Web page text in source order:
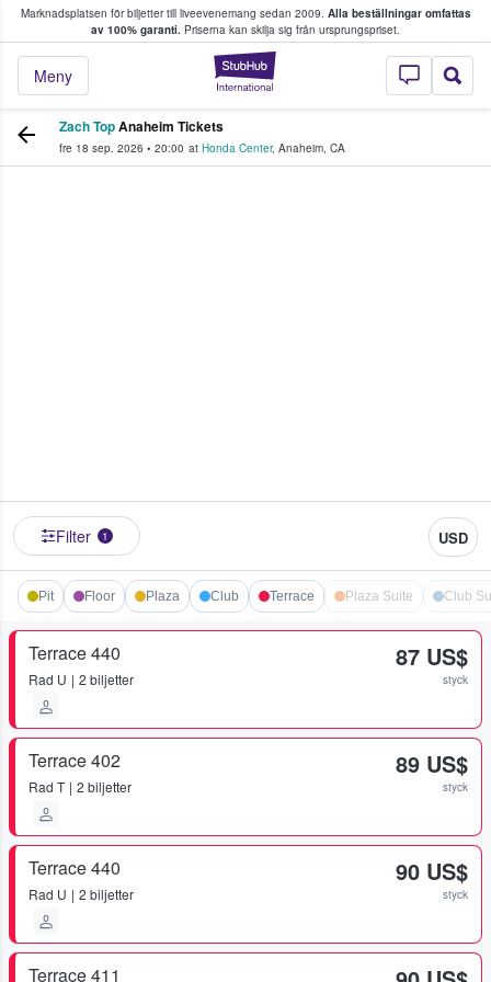
Marknadsplatsen för biljetter till liveevenemang sedan 2009. Alla beställningar omfattas
av 100% garanti. Priserna kan skilja sig från ursprungspriset.
StubHub – där
Meny
köper och säljer biljetter.
Zach TopAnaheim Tickets
fre 18 sep. 2026 • 20:00 at Honda Center, Anaheim, CA
Filter 1 USD
Pit Floor Plaza Club Terrace Plaza Suite Club
Terrace 440
Rad U 2 biljetter
87 US$
styck
Terrace 402
Rad T 2 biljetter
89 US$
styck
Terrace 440
Rad U 2 biljetter
90 US$
styck
Terrace 411